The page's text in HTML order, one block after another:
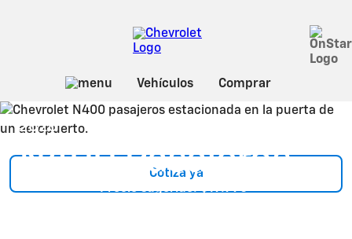
2026
N400 Pasajeros
Precio sugerido: $19.990*
Cotiza ya